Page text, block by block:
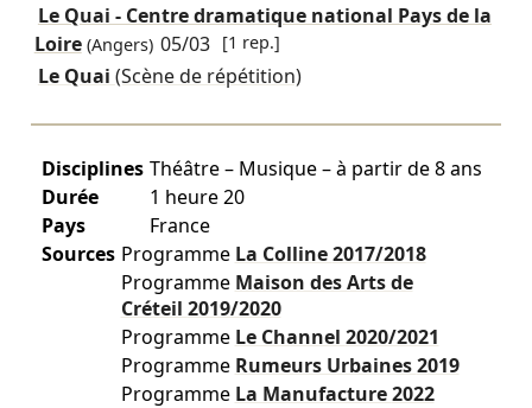
Le Quai - Centre dramatique national Pays de la
Loire(Angers) 05/03 [1 rep.]
Le Quai (Scène de répétition)
Disciplines Théâtre – Musique – à partir de 8 ans
Durée
1 heure 20
Pays
France
Sources Programme La Colline2017/2018
Programme Maison des Arts de
Créteil 2019/2020
Programme Le Channel 2020/2021
Programme Rumeurs Urbaines2019
Programme La Manufacture2022